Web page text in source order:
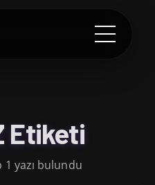
Etiketi
yazı bulundu